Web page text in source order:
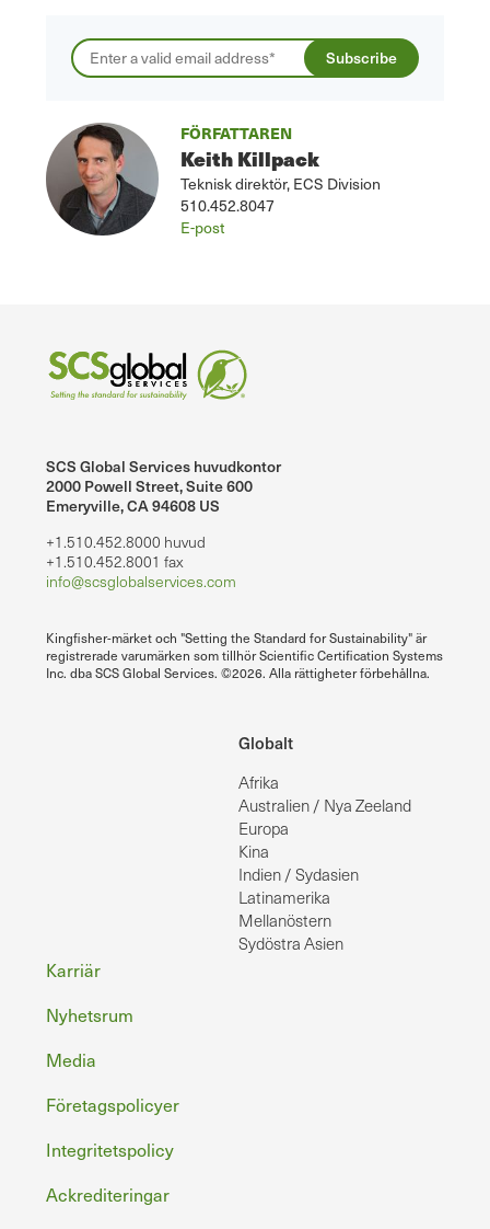
FÖRFATTAREN
Keith Killpack
Teknisk direktör, ECS Division
510.452.8047
E-post
SCS Global Services huvudkontor
2000 Powell Street, Suite 600
Emeryville, CA 94608 US
+1.510.452.8000 huvud
+1.510.452.8001 fax
info@scsglobalservices.com
Kingfisher-märket och "Setting the Standard for Sustainability" är
registrerade varumärken som tillhör Scientific Certification Systems
Inc. dba SCS Global Services. ©2026. Alla rättigheter förbehållna.
Globalt
Afrika
Australien / Nya Zeeland
Europa
Kina
Indien / Sydasien
Latinamerika
Mellanöstern
Sydöstra Asien
Sidfot
Karriär
Nyhetsrum
Media
Företagspolicyer
Integritetspolicy
Ackrediteringar